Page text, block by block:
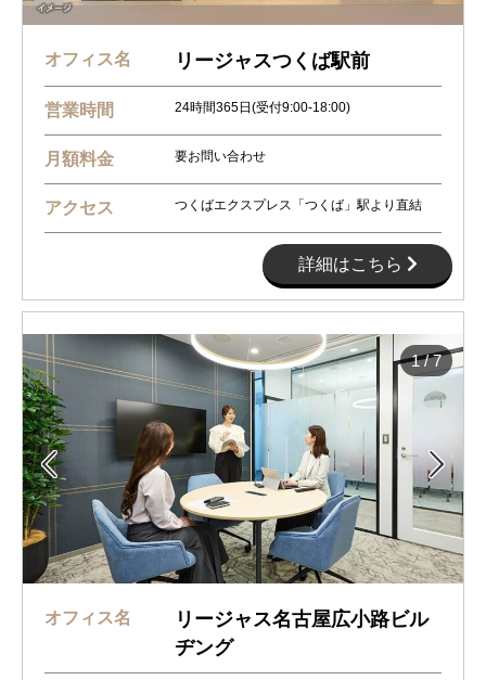
オフィス名 リージャスつくば駅前
営業時間 24時間365日(受付9:00-18:00)
月額料金 要お問い合わせ
アクセス つくばエクスプレス「つくば」駅より直結
詳細はこちら
 
1/7
オフィス名
リージャス名古屋広小路ビル
ヂング